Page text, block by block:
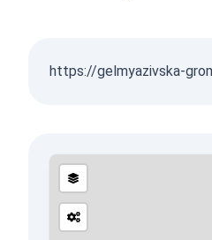
https://gelmyazivska-